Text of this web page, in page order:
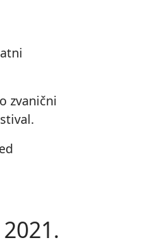
zvanični